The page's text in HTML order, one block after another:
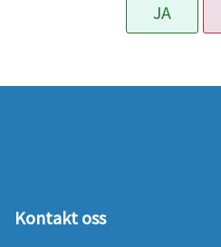
JA
Kontakt oss